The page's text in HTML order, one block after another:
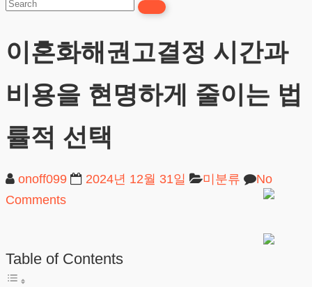
담
이혼화해권고결정 시간과
비용을 현명하게 줄이는 법
률적 선택
onoff099 2024년 12월 31일 미분류
No
Comments
Table of Contents